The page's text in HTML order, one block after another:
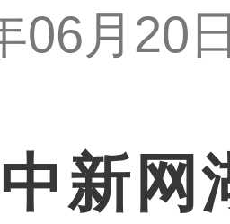
06月20
中新网